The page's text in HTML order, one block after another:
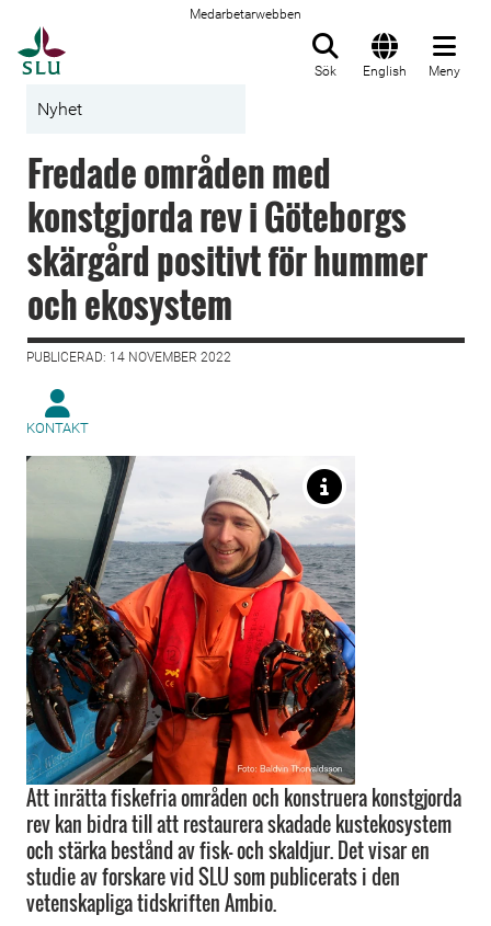
Medarbetarwebben
Sök English Meny
Nyhet
Fredade områden med
konstgjorda rev i Göteborgs
skärgård positivt för hummer
och ekosystem
PUBLICERAD: 14 NOVEMBER 2022
KONTAKT
Att inrätta fiskefria områden och konstruera konstgjorda
rev kan bidra till att restaurera skadade kustekosystem
och stärka bestånd av fisk- och skaldjur. Det visar en
studie av forskare vid SLU som publicerats i den
vetenskapliga tidskriften Ambio.